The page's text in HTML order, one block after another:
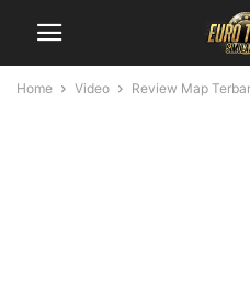
Home Video Review Map